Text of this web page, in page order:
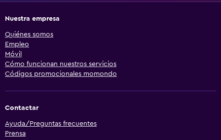
Nuestra empresa
Quiénes somos
Empleo
Móvil
Cómo funcionan nuestros servicios
Códigos promocionales momondo
Contactar
Ayuda/Preguntas frecuentes
Prensa